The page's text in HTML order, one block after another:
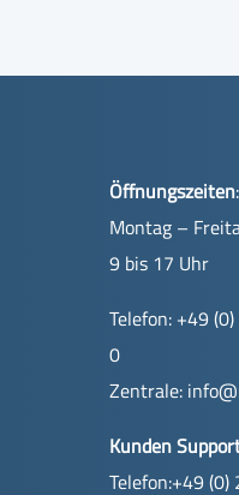
Öffnungszeiten:
Montag –
9 bis 17 Uhr
Telefon: +49
0
Zentrale:
Kunden
Telefon:+49